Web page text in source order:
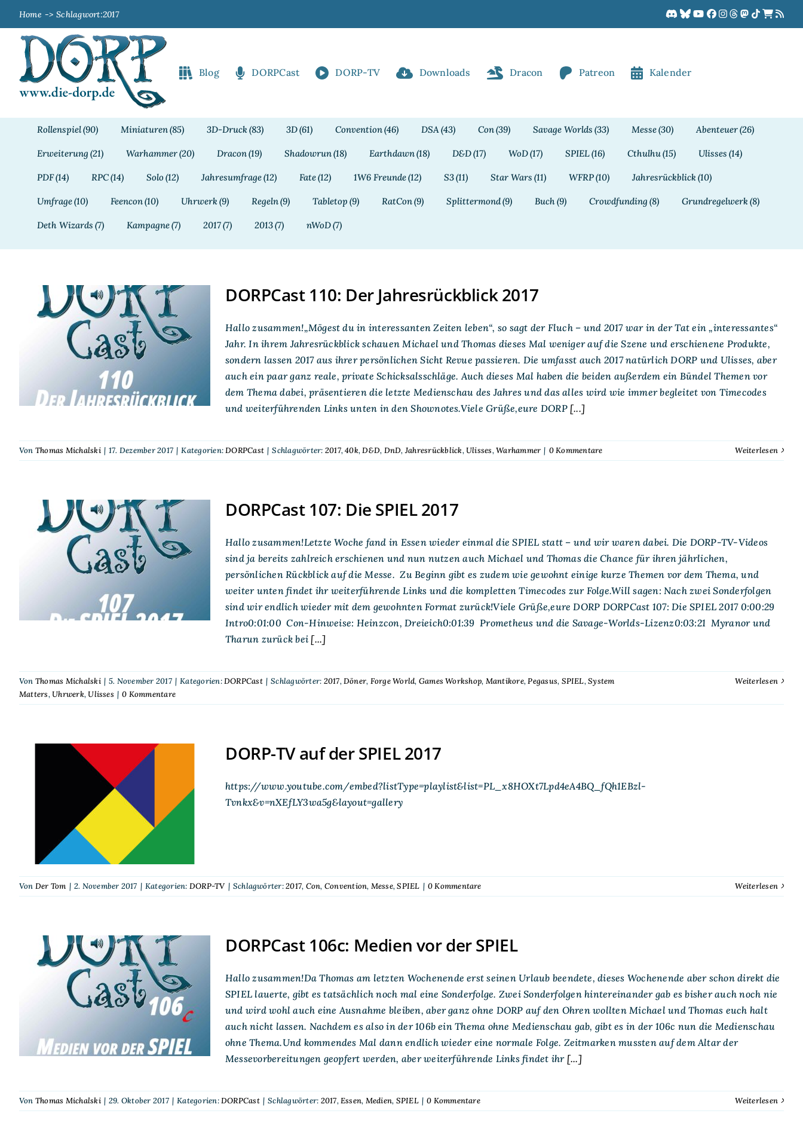
springen
Home Schlagwort:2017
Blog DORPCast DORP-TV Downloads Dracon Patreon Kalender
Rollenspiel(90) Miniaturen(85) 3D-Druck(83) 3D(61) Convention(46) DSA(43) Con(39) Savage Worlds (33) Messe(30) Abenteuer(26)
Erweiterung (21) Warhammer(20) Dracon(19) Shadowrun(18) Earthdawn(18) D&D(17) WoD(17) SPIEL(16) Cthulhu(15) Ulisses (14)
PDF(14) RPC(14) Solo(12) Jahresumfrage(12) Fate(12) 1W6 Freunde(12) S3(11) Star Wars (11) WFRP(10) Jahresrückblick(10)
Umfrage(10) Feencon(10) Uhrwerk(9) Regeln(9) Tabletop (9) RatCon(9) Splittermond(9) Buch(9) Crowdfunding (8) Grundregelwerk(8)
Deth Wizards (7) Kampagne(7) 2017(7) 2013(7) nWoD(7)
DORPCast 110: Der
Jahresrückblick 2017
DORPCast 110: Der Jahresrückblick 2017
Hallo zusammen!„Mögest du in interessanten Zeiten leben“, so sagt der Fluch – und 2017 war in der Tat ein „interessantes“
Jahr. In ihrem Jahresrückblick schauen Michael und Thomas dieses Mal weniger auf die Szene und erschienene Produkte,
sondern lassen 2017 aus ihrer persönlichen Sicht Revue passieren. Die umfasst auch 2017 natürlich DORP und Ulisses, aber
auch ein paar ganz reale, private Schicksalsschläge. Auch dieses Mal haben die beiden außerdem ein Bündel Themen vor
dem Thema dabei, präsentieren die letzte Medienschau des Jahres und das alles wird wie immer begleitet von Timecodes
und weiterführenden Links unten in den Shownotes.Viele Grüße,eure DORP[...]
Von Thomas Michalski | 17. Dezember 2017 | Kategorien:DORPCast | Schlagwörter: 2017,40k,D&D, DnD, Jahresrückblick,Ulisses,Warhammer | 0 Kommentare Weiterlesen
DORPCast 107: Die
SPIEL 2017
DORPCast 107: Die SPIEL 2017
Hallo zusammen!Letzte Woche fand in Essen wieder einmal die SPIEL statt – und wir waren dabei. Die DORP-TV-Videos
sind ja bereits zahlreich erschienen und nun nutzen auch Michael und Thomas die Chance für ihren jährlichen,
persönlichen Rückblick auf die Messe. Zu Beginn gibt es zudem wie gewohnt einige kurze Themen vor dem Thema, und
weiter unten findet ihr weiterführende Links und die kompletten Timecodes zur Folge.Will sagen: Nach zwei Sonderfolgen
sind wir endlich wieder mit dem gewohnten Format zurück!Viele Grüße,eure DORP DORPCast 107: Die SPIEL 2017 0:00:29
Intro0:01:00 Con-Hinweise: Heinzcon, Dreieich0:01:39 Prometheus und die Savage-Worlds-Lizenz0:03:21 Myranor und
Tharun zurück bei [...]
Von Thomas Michalski | 5. November 2017 | Kategorien:DORPCast | Schlagwörter: 2017,Döner, Forge World, Games Workshop, Mantikore,Pegasus, SPIEL,System
Matters,Uhrwerk,Ulisses | 0 Kommentare
Weiterlesen
DORP-TV auf der SPIEL
2017
DORP-TV auf der SPIEL 2017
https://www.youtube.com/embed?listType=playlist&list=PL_x8HOXt7Lpd4eA4BQ_fQh1EBzl-
Tvnkx&v=nXEfLY3wa5g&layout=gallery
Von Der Tom | 2. November 2017 | Kategorien: DORP-TV | Schlagwörter:2017, Con, Convention, Messe,SPIEL | 0 Kommentare Weiterlesen
DORPCast 106c:
Medien vor der SPIEL
DORPCast 106c: Medien vor der SPIEL
Hallo zusammen!Da Thomas am letzten Wochenende erst seinen Urlaub beendete, dieses Wochenende aber schon direkt die
SPIEL lauerte, gibt es tatsächlich noch mal eine Sonderfolge. Zwei Sonderfolgen hintereinander gab es bisher auch noch nie
und wird wohl auch eine Ausnahme bleiben, aber ganz ohne DORP auf den Ohren wollten Michael und Thomas euch halt
auch nicht lassen. Nachdem es also in der 106b ein Thema ohne Medienschau gab, gibt es in der 106c nun die Medienschau
ohne Thema.Und kommendes Mal dann endlich wieder eine normale Folge. Zeitmarken mussten auf dem Altar der
Messevorbereitungen geopfert werden, aber weiterführende Links findet ihr[...]
Von Thomas Michalski | 29. Oktober 2017 | Kategorien:DORPCast | Schlagwörter: 2017,Essen, Medien, SPIEL | 0 Kommentare Weiterlesen